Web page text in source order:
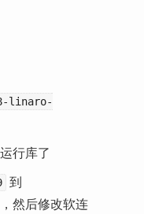
linaro-
行库了
到
，然后修改软连